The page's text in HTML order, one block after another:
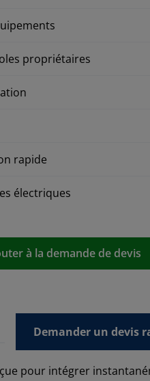
propriétaires
rapide
électriques
à la demande de devis
Demander un devis
pour intégrer